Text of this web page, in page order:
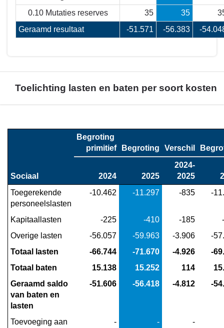
0.10 Mutaties reserves
35 35
Geraamd resultaat
-51.571 -56.383 -
Toelichting lasten en baten per soort kosten
naar
overzicht
programma
lasten
baten
soort
kosten
Sociaal
Begroting
primitief
Begroting Verschil
2024 2025
2024-
2025
Toegerekende
personeelslasten
-10.462 -11.297 -835 -
Kapitaallasten -225 -410 -185
Overige lasten
-56.057 -59.963 -3.906
-
Totaal lasten
-66.744 -71.670 -4.926
-
Totaal baten
15.138 15.252 114
Geraamd saldo
van baten en
lasten
-51.606 -56.418 -4.812 -
Toevoeging aan
- - -